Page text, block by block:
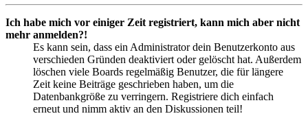
Ich habe mich vor einiger Zeit registriert, kann mich aber nicht
mehr anmelden?!
Es kann sein, dass ein Administrator dein Benutzerkonto aus
verschieden Gründen deaktiviert oder gelöscht hat. Außerdem
löschen viele Boards regelmäßig Benutzer, die für längere
Zeit keine Beiträge geschrieben haben, um die
Datenbankgröße zu verringern. Registriere dich einfach
erneut und nimm aktiv an den Diskussionen teil!